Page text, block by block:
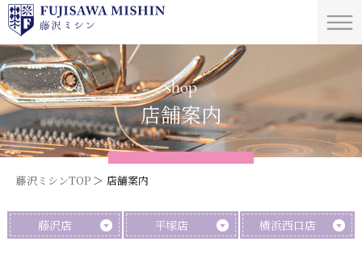
shop
店舗案内
藤沢ミシンTOP 店舗案内
藤沢店 平塚店 横浜西口店